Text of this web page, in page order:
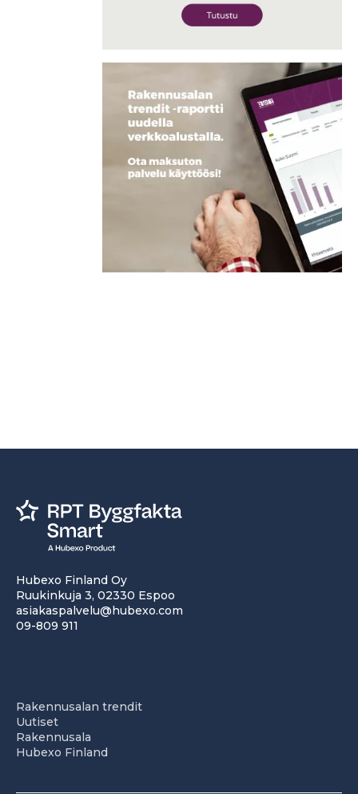
Hubexo Finland Oy
Ruukinkuja 3, 02330 Espoo
asiakaspalvelu@hubexo.com
09-809 911
Rakennusalan trendit
Uutiset
Rakennusala
Hubexo Finland